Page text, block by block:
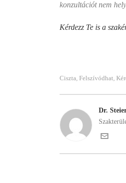
konzultációt nem
Kérdezz Te is a
Ciszta, Felszívódhat,
Dr.